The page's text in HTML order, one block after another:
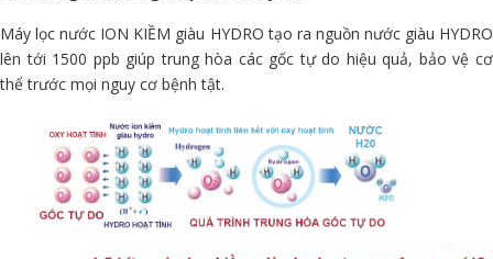
Máy lọc nước ION KIỀM giàu HYDRO tạo ra nguồn nước giàu HYDRO
lên tới 1500 ppb giúp trung hòa các gốc tự do hiệu quả, bảo vệ cơ
thể trước mọi nguy cơ bệnh tật.